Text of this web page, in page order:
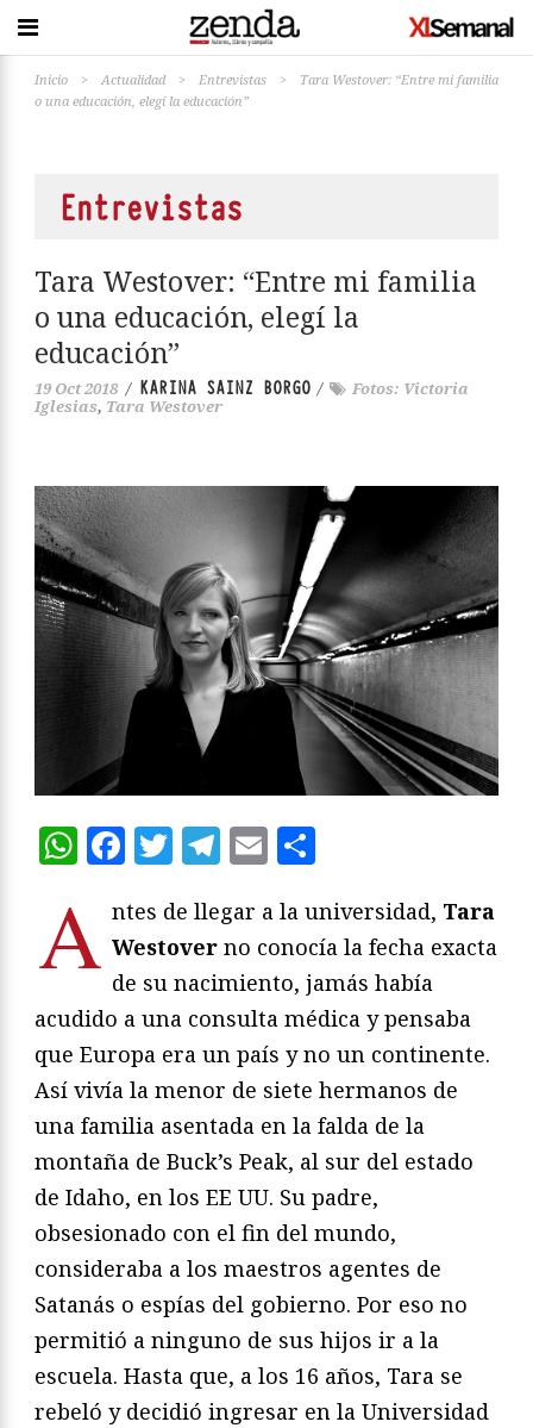
Inicio > Actualidad > Entrevistas >
Tara Westover: “Entre mi familia
o una educación, elegí la educación”
Entrevistas
Tara Westover: “Entre mi familia
o una educación, elegí la
educación”
19 Oct 2018 / KARINA SAINZ BORGO /
Fotos: Victoria
Iglesias, Tara Westover
WhatsApp
Facebook
Twitter
Telegram
Email
A ntes de llegar a la universidad, Tara
Westover no conocía la fecha exacta
de su nacimiento, jamás había
acudido a una consulta médica y pensaba
que Europa era un país y no un continente.
Así vivía la menor de siete hermanos de
una familia asentada en la falda de la
montaña de Buck’s Peak, al sur del estado
de Idaho, en los EE UU. Su padre,
obsesionado con el fin del mundo,
consideraba a los maestros agentes de
Satanás o espías del gobierno. Por eso no
permitió a ninguno de sus hijos ir a la
escuela. Hasta que, a los 16 años, Tara se
rebeló y decidió ingresar en la Universidad